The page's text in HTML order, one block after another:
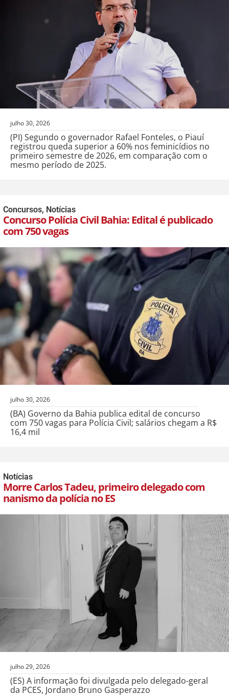
julho 30, 2026
(PI) Segundo o governador Rafael Fonteles, o Piauí
registrou queda superior a 60% nos feminicídios no
primeiro semestre de 2026, em comparação com o
mesmo período de 2025.
Concursos, Notícias
Concurso Polícia Civil Bahia: Edital é publicado
com 750 vagas
julho 30, 2026
(BA) Governo da Bahia publica edital de concurso
com 750 vagas para Polícia Civil; salários chegam a R$
16,4 mil
Notícias
Morre Carlos Tadeu, primeiro delegado com
nanismo da polícia no ES
julho 29, 2026
(ES) A informação foi divulgada pelo delegado-geral
da PCES, Jordano Bruno Gasperazzo